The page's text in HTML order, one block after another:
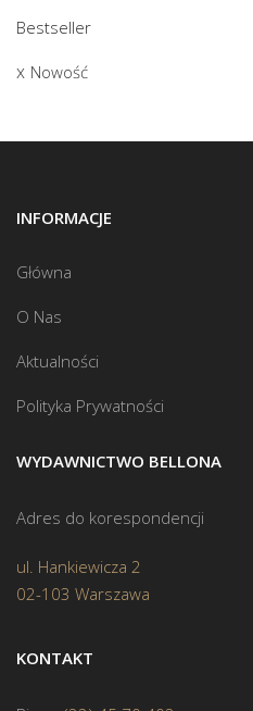
Bestseller
Nowość
INFORMACJE
Główna
O Nas
Aktualności
Polityka Prywatności
WYDAWNICTWO BELLONA
Adres do korespondencji
ul. Hankiewicza 2
02-103 Warszawa
KONTAKT